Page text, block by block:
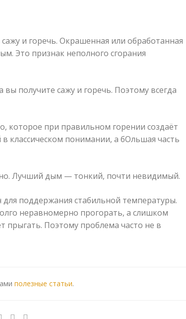
и горечь. Окрашенная или обработанная
Это признак неполного сгорания
получите сажу и горечь. Поэтому всегда
которое при правильном горении создаёт
классическом понимании, а бОльшая часть
Лучший дым — тонкий, почти невидимый.
поддержания стабильной температуры.
неравномерно прогорать, а слишком
прыгать. Поэтому проблема часто не в
полезные статьи.